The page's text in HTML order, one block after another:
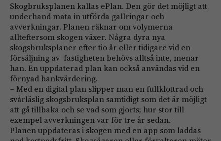
Skogbruksplanen kallas ePlan. Den gör det möjligt att
underhand mata in utförda gallringar och
avverkningar. Planen räknar om volymerna
allteftersom skogen växer. Några dyra nya
skogsbruksplaner efter tio år eller tidigare vid en
försäljning av fastigheten behövs alltså inte, menar
han. En uppdaterad plan kan också användas vid en
förnyad bankvärdering.
– Med en digital plan slipper man en fullklottrad och
svårläslig skogsbruksplan samtidigt som det är möjligt
att gå tillbaka och se vad som gjorts; hur stor till
exempel avverkningen var för tre år sedan.
Planen uppdateras i skogen med en app som laddas